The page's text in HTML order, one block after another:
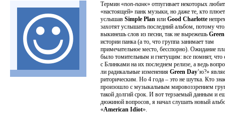
Термин «поп-панк» отпугивает некоторых
«настоящей» панк музыки, но даже те, кто
услышав Simple Plan или Good Charlotte
захотят услышать последний альбом, потому
выкинешь слов из песни, так не вырежешь
истории панка (а то, что группа занимает там
примечательное место, бесспорно). Ожидание
было томительным и гнетущим: все помнят, что
с Блинками на их последнем релизе, а ведь
ли радикальные изменения Green Day’ю?»
риторическим. Но 4 года – это не шутка. Кто
произошло с музыкальным мировоззрением
такой долгий срок. И вот терзаемый данным и
дюжиной вопросов, я начал слушать новый
«American Idiot».